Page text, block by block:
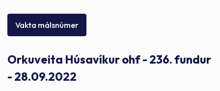
Vakta málsnúmer
Orkuveita Húsavíkur ohf - 236. fundur
- 28.09.2022